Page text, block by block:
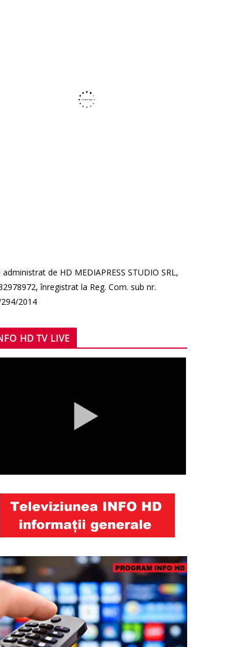
administrat de HD MEDIAPRESS STUDIO SRL,
înregistrat la Reg. Com. sub nr.
294/2014
HD TV LIVE